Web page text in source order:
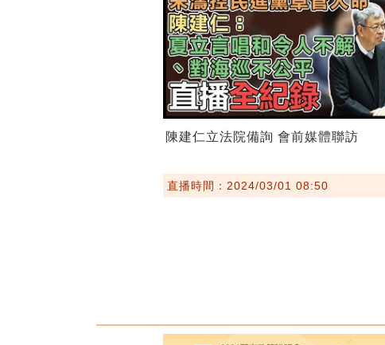
陳建仁立法院備詢 會前媒體聯訪
直播時間：2024/03/01 08:50